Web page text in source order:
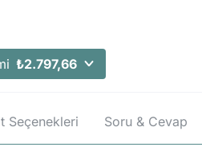
₺2.797,66
Seçenekleri Soru & Cevap